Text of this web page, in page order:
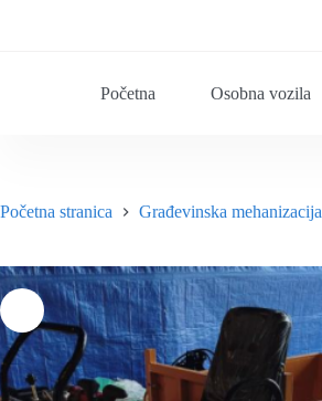
Početna Osobna vozila
Početna stranica Građevinska mehanizacija